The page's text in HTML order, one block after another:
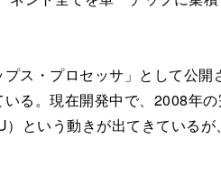
・プロセッサ」として公開
る。現在開発中で、2008年
という動きが出てきている